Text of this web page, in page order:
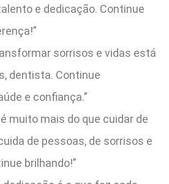
e dedicação. Continue
sorrisos e vidas está
dentista. Continue
e confiança.”
muito mais do que cuidar de
de pessoas, de sorrisos e
brilhando!”